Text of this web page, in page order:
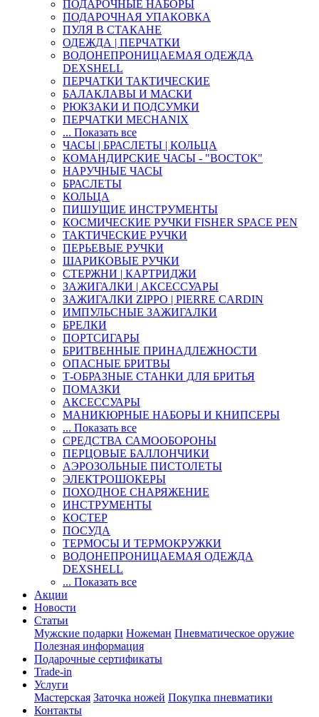
ПОДАРОЧНЫЕ НАБОРЫ
ПОДАРОЧНАЯ УПАКОВКА
ПУЛЯ В СТАКАНЕ
ОДЕЖДА | ПЕРЧАТКИ
ВОДОНЕПРОНИЦАЕМАЯ ОДЕЖДА
DEXSHELL
ПЕРЧАТКИ ТАКТИЧЕСКИЕ
БАЛАКЛАВЫ И МАСКИ
РЮКЗАКИ И ПОДСУМКИ
ПЕРЧАТКИ MECHANIX
... Показать все
ЧАСЫ | БРАСЛЕТЫ | КОЛЬЦА
КОМАНДИРСКИЕ ЧАСЫ - "ВОСТОК"
НАРУЧНЫЕ ЧАСЫ
БРАСЛЕТЫ
КОЛЬЦА
ПИШУЩИЕ ИНСТРУМЕНТЫ
КОСМИЧЕСКИЕ РУЧКИ FISHER SPACE PEN
ТАКТИЧЕСКИЕ РУЧКИ
ПЕРЬЕВЫЕ РУЧКИ
ШАРИКОВЫЕ РУЧКИ
СТЕРЖНИ | КАРТРИДЖИ
ЗАЖИГАЛКИ | АКСЕССУАРЫ
ЗАЖИГАЛКИ ZIPPO | PIERRE CARDIN
ИМПУЛЬСНЫЕ ЗАЖИГАЛКИ
БРЕЛКИ
ПОРТСИГАРЫ
БРИТВЕННЫЕ ПРИНАДЛЕЖНОСТИ
ОПАСНЫЕ БРИТВЫ
Т-ОБРАЗНЫЕ СТАНКИ ДЛЯ БРИТЬЯ
ПОМАЗКИ
АКСЕССУАРЫ
МАНИКЮРНЫЕ НАБОРЫ И КНИПСЕРЫ
... Показать все
СРЕДСТВА САМООБОРОНЫ
ПЕРЦОВЫЕ БАЛЛОНЧИКИ
АЭРОЗОЛЬНЫЕ ПИСТОЛЕТЫ
ЭЛЕКТРОШОКЕРЫ
ПОХОДНОЕ СНАРЯЖЕНИЕ
ИНСТРУМЕНТЫ
КОСТЕР
ПОСУДА
ТЕРМОСЫ И ТЕРМОКРУЖКИ
ВОДОНЕПРОНИЦАЕМАЯ ОДЕЖДА
DEXSHELL
... Показать все
Акции
Новости
Статьи
Мужские подарки Ножеман Пневматическое оружие
Полезная информация
Подарочные сертификаты
Trade-in
Услуги
Мастерская Заточка ножей Покупка пневматики
Контакты